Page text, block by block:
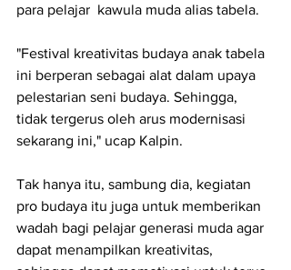
para pelajar  kawula muda alias tabela.
"Festival kreativitas budaya anak tabela
ini berperan sebagai alat dalam upaya
pelestarian seni budaya. Sehingga,
tidak tergerus oleh arus modernisasi
sekarang ini," ucap Kalpin.
Tak hanya itu, sambung dia, kegiatan
pro budaya itu juga untuk memberikan
wadah bagi pelajar generasi muda agar
dapat menampilkan kreativitas,